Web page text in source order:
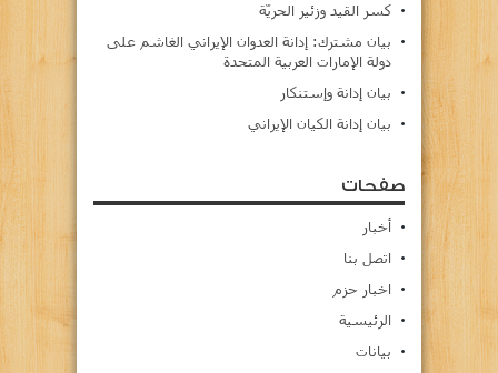
كسر القيد وزئير الحريّة
بيان مشترك: إدانة العدوان الإيراني الغاشم على
دولة الإمارات العربية المتحدة
بيان إدانة وإستنكار
بيان إدانة الكيان الإيراني
صفحات
أخبار
اتصل بنا
اخبار حزم
الرئيسية
بيانات